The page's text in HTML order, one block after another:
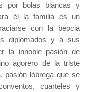
por bolas blancas y
él la familia es un
con la beocia
diplomados y a sus
la innoble pasión de
agorero de la triste
pasión lóbrega que se
cuarteles y